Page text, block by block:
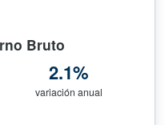
Bruto
2.1%
variación anual